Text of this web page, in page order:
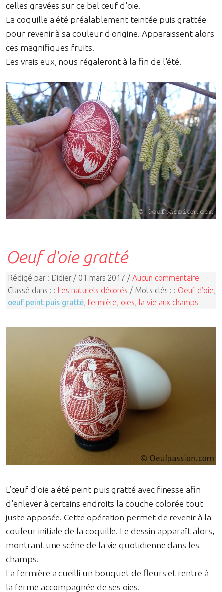
celles gravées sur ce bel œuf d'oie.
La coquille a été préalablement teintée puis grattée
pour revenir à sa couleur d'origine. Apparaissent alors
ces magnifiques fruits.
Les vrais eux, nous régaleront à la fin de l'été.
Oeuf d'oie gratté
Rédigé par : Didier / 01 mars 2017 / Aucun commentaire
Classé dans : : Les naturels décorés / Mots clés : : Oeuf d'oie,
oeuf peint puis gratté, fermière, oies, la vie aux champs
L’œuf d'oie a été peint puis gratté avec finesse afin
d'enlever à certains endroits la couche colorée tout
juste apposée. Cette opération permet de revenir à la
couleur initiale de la coquille. Le dessin apparaît alors,
montrant une scène de la vie quotidienne dans les
champs.
La fermière a cueilli un bouquet de fleurs et rentre à
la ferme accompagnée de ses oies.